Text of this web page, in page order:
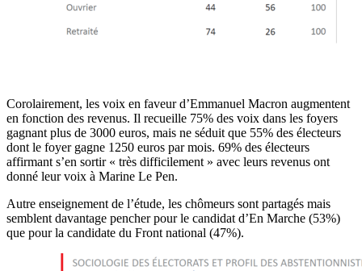
Corolairement, les voix en faveur d’Emmanuel Macron augmentent
en fonction des revenus. Il recueille 75% des voix dans les foyers
gagnant plus de 3000 euros, mais ne séduit que 55% des électeurs
dont le foyer gagne 1250 euros par mois. 69% des électeurs
affirmant s’en sortir « très difficilement » avec leurs revenus ont
donné leur voix à Marine Le Pen.
Autre enseignement de l’étude, les chômeurs sont partagés mais
semblent davantage pencher pour le candidat d’En Marche (53%)
que pour la candidate du Front national (47%).